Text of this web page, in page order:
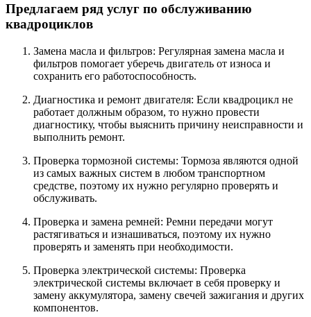
Предлагаем ряд услуг по обслуживанию
квадроциклов
Замена масла и фильтров: Регулярная замена масла и
фильтров помогает уберечь двигатель от износа и
сохранить его работоспособность.
Диагностика и ремонт двигателя: Если квадроцикл не
работает должным образом, то нужно провести
диагностику, чтобы выяснить причину неисправности и
выполнить ремонт.
Проверка тормозной системы: Тормоза являются одной
из самых важных систем в любом транспортном
средстве, поэтому их нужно регулярно проверять и
обслуживать.
Проверка и замена ремней: Ремни передачи могут
растягиваться и изнашиваться, поэтому их нужно
проверять и заменять при необходимости.
Проверка электрической системы: Проверка
электрической системы включает в себя проверку и
замену аккумулятора, замену свечей зажигания и других
компонентов.